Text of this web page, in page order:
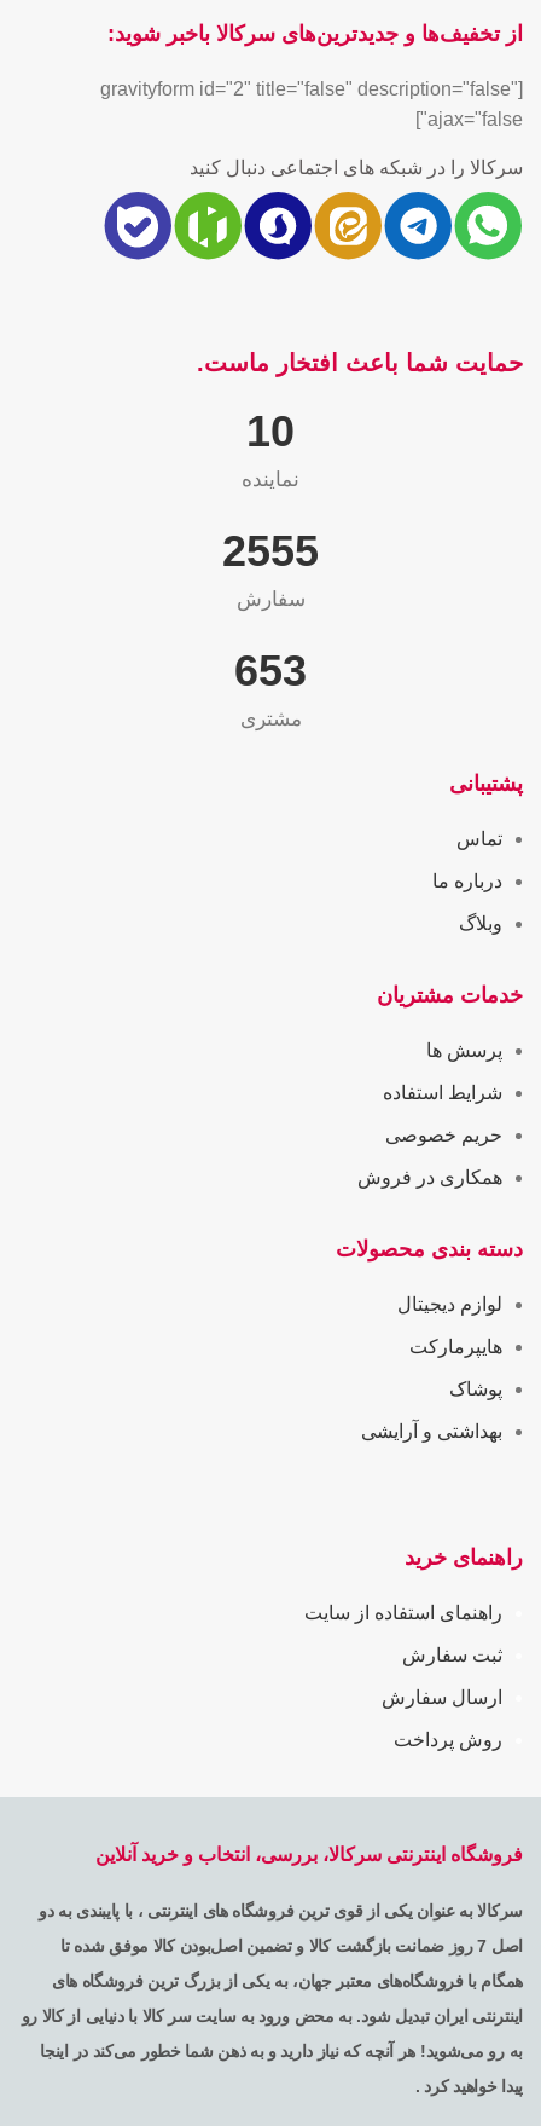
از تخفیف‌ها و جدیدترین‌های سرکالا باخبر شوید:
[gravityform id="2" title="false" description="false"
ajax="false"]
سرکالا را در شبکه های اجتماعی دنبال کنید
حمایت شما باعث افتخار ماست.
10
نماینده
2565
سفارش
655
مشتری
پشتیبانی
تماس
درباره ما
وبلاگ
خدمات مشتریان
پرسش ها
شرایط استفاده
حریم خصوصی
همکاری در فروش
دسته بندی محصولات
لوازم دیجیتال
هایپرمارکت
پوشاک
بهداشتی و آرایشی
راهنمای خرید
راهنمای استفاده از سایت
ثبت سفارش
ارسال سفارش
روش پرداخت
فروشگاه اینترنتی سرکالا، بررسی، انتخاب و خرید آنلاین
سرکالا به عنوان یکی از قوی ترین فروشگاه های اینترنتی ، با پایبندی به دو
اصل 7 روز ضمانت بازگشت کالا و تضمین اصل‌بودن کالا موفق شده تا
همگام با فروشگاه‌های معتبر جهان، به یکی از بزرگ ترین فروشگاه های
اینترنتی ایران تبدیل شود. به محض ورود به سایت سر کالا با دنیایی از کالا رو
به رو می‌شوید! هر آنچه که نیاز دارید و به ذهن شما خطور می‌کند در اینجا
پیدا خواهید کرد .